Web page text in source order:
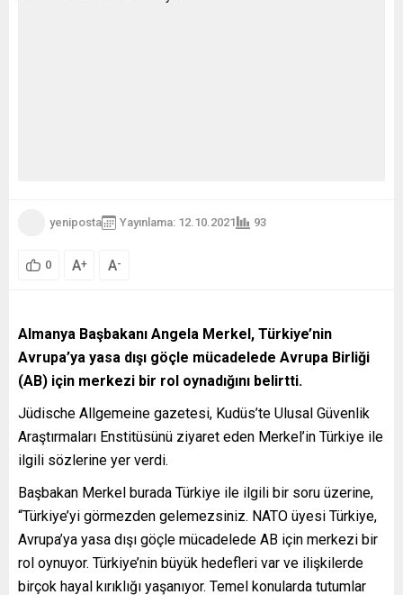
yeniposta Yayınlama: 12.10.2021 93
0 A+ A-
Almanya Başbakanı Angela Merkel, Türkiye’nin
Avrupa’ya yasa dışı göçle mücadelede Avrupa Birliği
(AB) için merkezi bir rol oynadığını belirtti.
Jüdische Allgemeine gazetesi, Kudüs’te Ulusal Güvenlik
Araştırmaları Enstitüsünü ziyaret eden Merkel’in Türkiye ile
ilgili sözlerine yer verdi.
Başbakan Merkel burada Türkiye ile ilgili bir soru üzerine,
“Türkiye’yi görmezden gelemezsiniz. NATO üyesi Türkiye,
Avrupa’ya yasa dışı göçle mücadelede AB için merkezi bir
rol oynuyor. Türkiye’nin büyük hedefleri var ve ilişkilerde
birçok hayal kırıklığı yaşanıyor. Temel konularda tutumlar